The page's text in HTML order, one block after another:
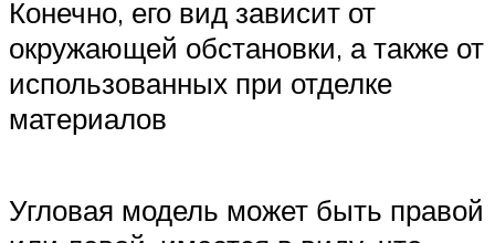
Конечно, его вид зависит от
окружающей обстановки, а также от
использованных при отделке
материалов
Угловая модель может быть правой